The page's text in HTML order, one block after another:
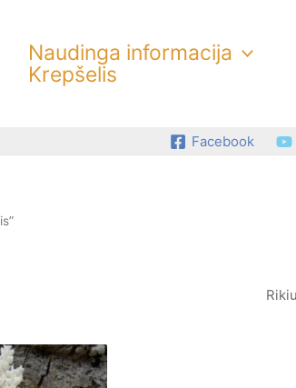
Naudinga informacija
Krepšelis
Facebook
This
product